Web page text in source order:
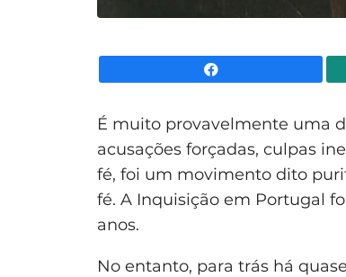
É muito provavelmente uma
acusações forçadas, culpas
fé, foi um movimento dito
fé. A Inquisição em Portugal
anos.
No entanto, para trás há